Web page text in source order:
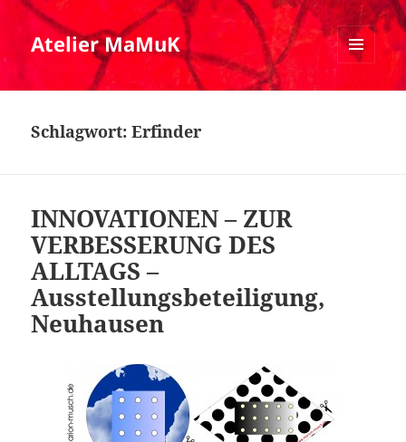
Atelier MaMuK
Schlagwort:Erfinder
INNOVATIONEN – ZUR
VERBESSERUNG DES
ALLTAGS –
Ausstellungsbeteiligung,
Neuhausen